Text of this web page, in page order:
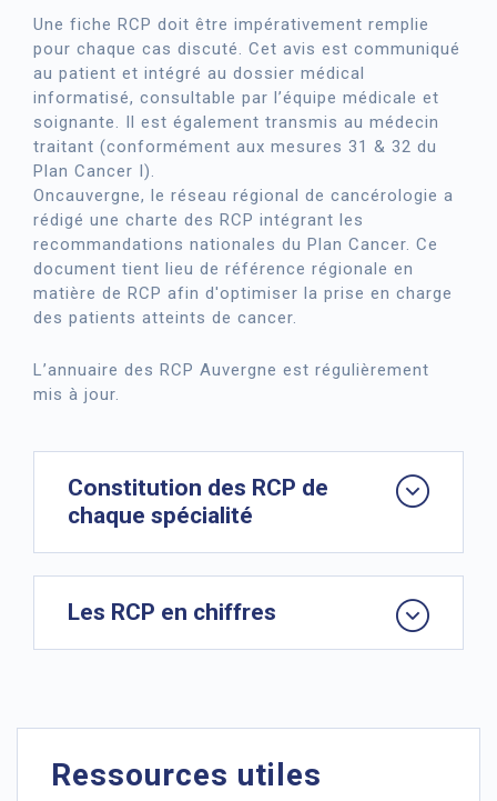
Une fiche RCP doit être impérativement remplie
pour chaque cas discuté. Cet avis est communiqué
au patient et intégré au dossier médical
informatisé, consultable par l’équipe médicale et
soignante. Il est également transmis au médecin
traitant (conformément aux mesures 31 & 32 du
Plan Cancer I).
Oncauvergne, le réseau régional de cancérologie a
rédigé une charte des RCP intégrant les
recommandations nationales du Plan Cancer. Ce
document tient lieu de référence régionale en
matière de RCP afin d'optimiser la prise en charge
des patients atteints de cancer.
L’annuaire des RCP Auvergne est régulièrement
mis à jour.
Constitution des RCP de
chaque spécialité
Les RCP en chiffres
Ressources utiles